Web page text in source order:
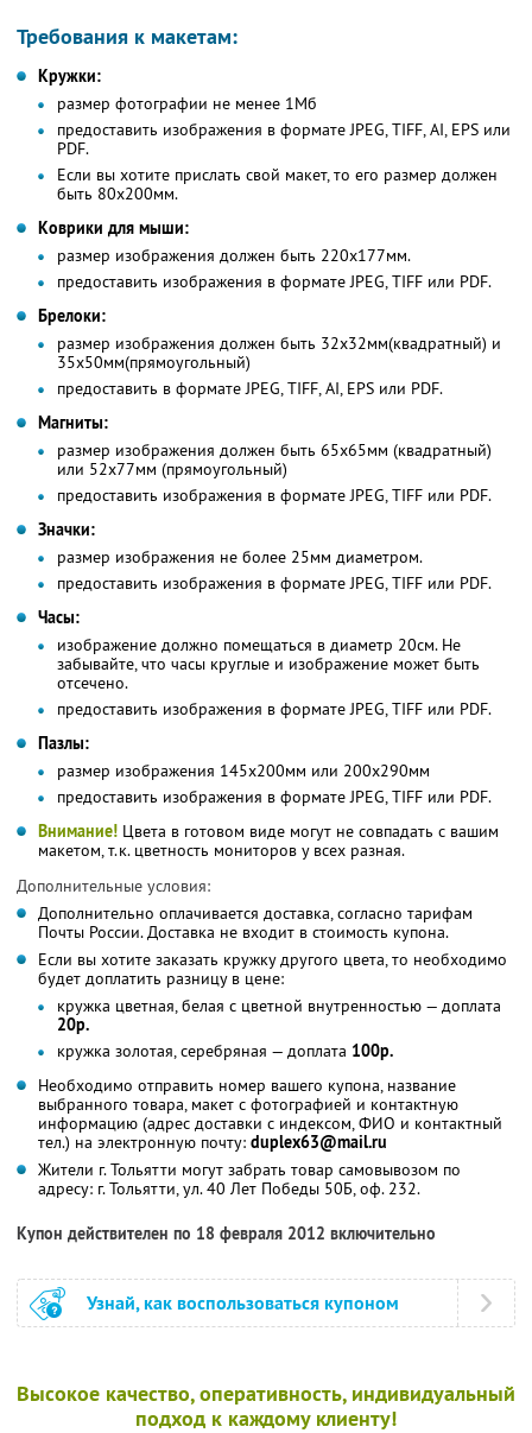
Требования к макетам:
Кружки:
размер фотографии не менее 1Мб
предоставить изображения в формате JPEG, TIFF, AI, EPS или
PDF.
Если вы хотите прислать свой макет, то его размер должен
быть 80х200мм.
Коврики для мыши:
размер изображения должен быть 220х177мм.
предоставить изображения в формате JPEG, TIFF или PDF.
Брелоки:
размер изображения должен быть 32х32мм(квадратный) и
35х50мм(прямоугольный)
предоставить в формате JPEG, TIFF, AI, EPS или PDF.
Магниты:
размер изображения должен быть 65х65мм (квадратный)
или 52х77мм (прямоугольный)
предоставить изображения в формате JPEG, TIFF или PDF.
Значки:
размер изображения не более 25мм диаметром.
предоставить изображения в формате JPEG, TIFF или PDF.
Часы:
изображение должно помещаться в диаметр 20см. Не
забывайте, что часы круглые и изображение может быть
отсечено.
предоставить изображения в формате JPEG, TIFF или PDF.
Пазлы:
размер изображения 145х200мм или 200х290мм
предоставить изображения в формате JPEG, TIFF или PDF.
Внимание! Цвета в готовом виде могут не совпадать с вашим
макетом, т.к. цветность мониторов у всех разная.
Дополнительные условия:
Дополнительно оплачивается доставка, согласно тарифам
Почты России. Доставка не входит в стоимость купона.
Если вы хотите заказать кружку другого цвета, то необходимо
будет доплатить разницу в цене:
кружка цветная, белая с цветной внутренностью — доплата
20р.
кружка золотая, серебряная — доплата 100р.
Необходимо отправить номер вашего купона, название
выбранного товара, макет с фотографией и контактную
информацию (адрес доставки с индексом, ФИО и контактный
тел.) на электронную почту: duplex63@mail.ru
Жители г. Тольятти могут забрать товар самовывозом по
адресу: г. Тольятти, ул. 40 Лет Победы 50Б, оф. 232.
Купон действителен по 18 февраля 2012 включительно
Узнай, как воспользоваться купоном
Высокое качество, оперативность, индивидуальный
подход к каждому клиенту!